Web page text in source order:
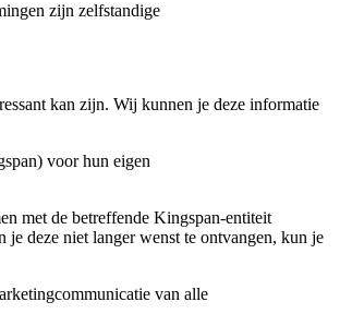
zijn zelfstandige
kan zijn. Wij kunnen je deze informatie
voor hun eigen
met de betreffende Kingspan‑entiteit
je deze niet langer wenst te ontvangen, kun je
van alle